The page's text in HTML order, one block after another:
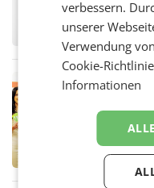
wieder
Über
Altstoff
verbessern.
unserer
Verwendung
Cookie-
Informationen